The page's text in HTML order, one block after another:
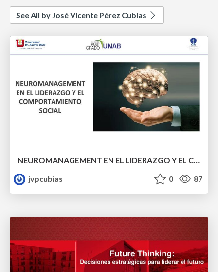
See All by José Vicente Pérez Cubias
NEUROMANAGEMENT EN EL LIDERAZGO Y EL COMPORTAMIENTO SOCIAL
jvpcubias
0 87